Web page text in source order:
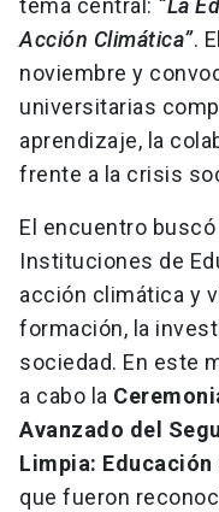
tema central: “La
Acción Climática”.
noviembre y
universitarias
aprendizaje, la
frente a la crisis
El encuentro
Instituciones de
acción climática y
formación, la
sociedad. En este
a cabo la
Avanzado del
Limpia:
que fueron